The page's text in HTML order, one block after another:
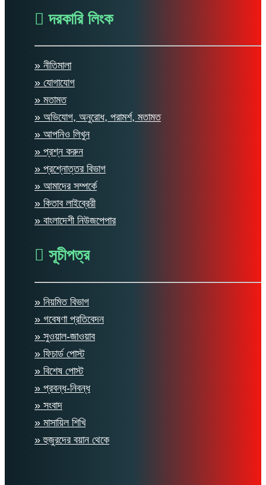
দরকারি লিংক
» নীতিমালা
» যোগাযোগ
» মতামত
» অভিযোগ, অনুরোধ, পরামর্শ, মতামত
» আপনিও লিখুন
» প্রশ্ন করুন
» প্রশ্নোত্তর বিভাগ
» আমাদের সম্পর্কে
» কিতাব লাইব্রেরী
» বাংলাদেশী নিউজপেপার
সূচীপত্র
» নিয়মিত বিভাগ
» গবেষণা প্রতিবেদন
» সুওয়াল-জাওয়াব
» ফিচার্ড পোস্ট
» বিশেষ পোস্ট
» প্রবন্ধ-নিবন্ধ
» সংবাদ
» মাসায়িল শিখি
» হুজুরদের বয়ান থেকে